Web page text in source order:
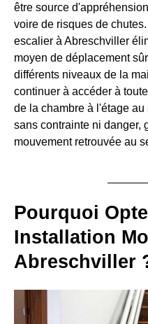
être source
voire de risques de
escalier à Abreschviller
moyen de déplacement
différents niveaux de la
continuer à accéder à
de la chambre à l'étage
sans contrainte ni danger,
mouvement retrouvée au
Pourquoi
Installation
Abreschviller